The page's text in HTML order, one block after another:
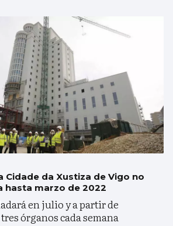
Cidade da Xustiza de Vigo no
hasta marzo de 2022
en julio y a partir de
órganos cada semana